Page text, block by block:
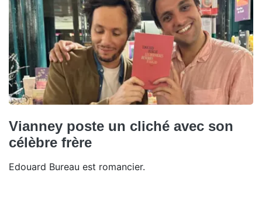
Vianney poste un cliché avec son
célèbre frère
Edouard Bureau est romancier.